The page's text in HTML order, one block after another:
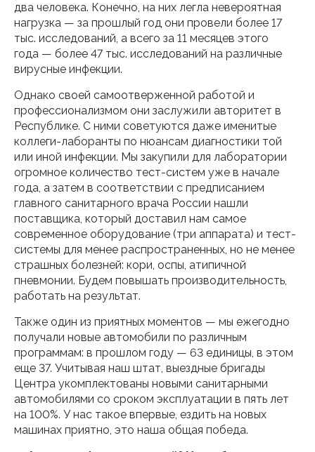
два человека. Конечно, на них легла невероятная
нагрузка — за прошлый год они провели более 17
тыс. исследований, а всего за 11 месяцев этого
года — более 47 тыс. исследований на различные
вирусные инфекции.
Однако своей самоотверженной работой и
профессионализмом они заслужили авторитет в
Республике. С ними советуются даже именитые
коллеги-лаборанты по нюансам диагностики той
или иной инфекции. Мы закупили для лаборатории
огромное количество тест-систем уже в начале
года, а затем в соответствии с предписанием
главного санитарного врача России нашли
поставщика, который доставил нам самое
современное оборудование (три аппарата) и тест-
системы для менее распространенных, но не менее
страшных болезней: кори, оспы, атипичной
пневмонии. Будем повышать производительность,
работать на результат.
Также один из приятных моментов — мы ежегодно
получали новые автомобили по различным
программам: в прошлом году — 63 единицы, в этом
еще 37. Учитывая наш штат, выездные бригады
Центра укомплектованы новыми санитарными
автомобилями со сроком эксплуатации в пять лет
на 100%. У нас такое впервые, ездить на новых
машинах приятно, это наша общая победа.